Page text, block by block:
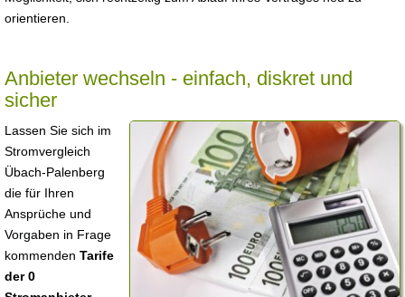
orientieren.
Anbieter wechseln - einfach, diskret und
sicher
Lassen Sie sich im
Stromvergleich
Übach-Palenberg
die für Ihren
Ansprüche und
Vorgaben in Frage
kommenden Tarife
der 0